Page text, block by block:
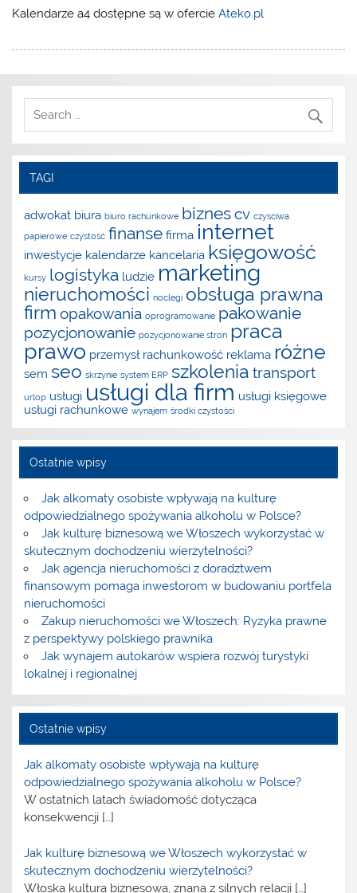
Kalendarze a4 dostępne są w ofercieAteko.pl
TAGI
adwokat biura biuro rachunkowe biznescv czysciwa
papierowe czystość finanse firma internet
inwestycje kalendarze kancelaria księgowość
kursy logistyka ludzie marketing
nieruchomości noclegi obsługa prawna
firm opakowania oprogramowanie pakowanie
pozycjonowanie pozycjonowanie stron praca
prawo przemysł rachunkowość reklama różne
sem seo skrzynie system ERP szkolenia transport
urlop usługi usługi dla firm usługi księgowe
usługi rachunkowe wynajem środki czystości
Ostatnie wpisy
Jak alkomaty osobiste wpływają na kulturę
odpowiedzialnego spożywania alkoholu w Polsce?
Jak kulturę biznesową we Włoszech wykorzystać w
skutecznym dochodzeniu wierzytelności?
Jak agencja nieruchomości z doradztwem
finansowym pomaga inwestorom w budowaniu portfela
nieruchomości
Zakup nieruchomości we Włoszech: Ryzyka prawne
z perspektywy polskiego prawnika
Jak wynajem autokarów wspiera rozwój turystyki
lokalnej i regionalnej
Ostatnie wpisy
Jak alkomaty osobiste wpływają na kulturę
odpowiedzialnego spożywania alkoholu w Polsce?
W ostatnich latach świadomość dotycząca
konsekwencji […]
Jak kulturę biznesową we Włoszech wykorzystać w
skutecznym dochodzeniu wierzytelności?
Włoska kultura biznesowa, znana z silnych relacji […]